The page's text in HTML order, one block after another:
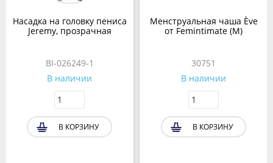
Насадка на головку пениса
Jeremy, прозрачная
BI-026249-1
В наличии
В КОРЗИНУ
Менструальная чаша Ève
от Femintimate (M)
30751
В наличии
В КОРЗИНУ